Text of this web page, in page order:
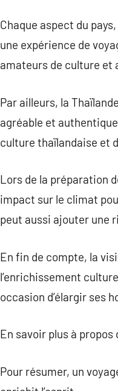
Chaque aspect du
une expérience de
amateurs de culture et
Par ailleurs, la
agréable et
culture thaïlandaise et
Lors de la préparation
impact sur le climat
peut aussi ajouter une
En fin de compte, la
l’enrichissement
occasion d’élargir ses
En savoir plus à propos
Pour résumer, un